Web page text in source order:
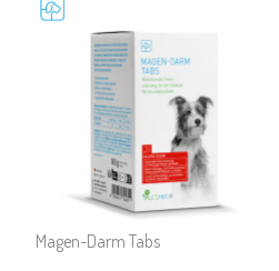
Magen-Darm Tabs